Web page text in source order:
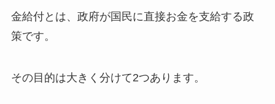
金給付とは、政府が国民に直接お金を支給する政
策です。
その目的は大きく分けて2つあります。